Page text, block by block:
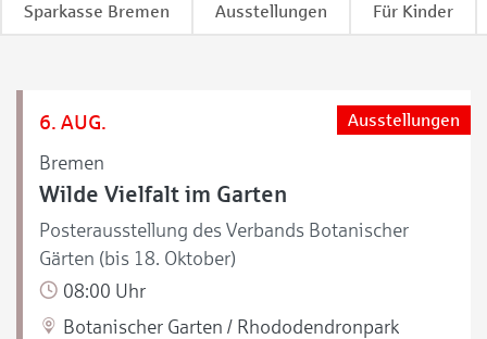
Sparkasse Bremen Ausstellungen Für Kinder
6. AUG.
Bremen
Ausstellungen
Wilde Vielfalt im Garten
Posterausstellung des Verbands Botanischer
Gärten (bis 18. Oktober)
08:00 Uhr
Botanischer Garten / Rhododendronpark